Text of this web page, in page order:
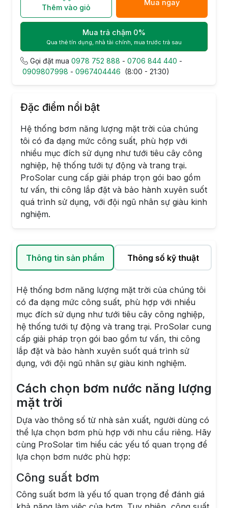
Thêm vào giỏ
Mua ngay
Mua trả chậm 0%
Qua thẻ tín dụng, nhà tài chính, mua trước trả sau
Gọi đặt mua 0978 752 888 - 0706 844 440 -
0909807998 - 0967404446 (8:00 - 21:30)
Đặc điểm nổi bật
Hệ thống bơm năng lượng mặt trời của chúng
tôi có đa dạng mức công suất, phù hợp với
nhiều mục đích sử dụng như tưới tiêu cây công
nghiệp, hệ thống tưới tự động và trang trại.
ProSolar cung cấp giải pháp trọn gói bao gồm
tư vấn, thi công lắp đặt và bảo hành xuyên suốt
quá trình sử dụng, với đội ngũ nhân sự giàu kinh
nghiệm.
Thông tin sản phẩm Thông số kỹ thuật
Hệ thống bơm năng lượng mặt trời của chúng tôi
có đa dạng mức công suất, phù hợp với nhiều
mục đích sử dụng như tưới tiêu cây công nghiệp,
hệ thống tưới tự động và trang trại. ProSolar cung
cấp giải pháp trọn gói bao gồm tư vấn, thi công
lắp đặt và bảo hành xuyên suốt quá trình sử
dụng, với đội ngũ nhân sự giàu kinh nghiệm.
Cách chọn bơm nước năng lượng
mặt trời
Dựa vào thông số từ nhà sản xuất, người dùng có
thể lựa chọn bơm phù hợp với nhu cầu riêng. Hãy
cùng ProSolar tìm hiểu các yếu tố quan trọng để
lựa chọn bơm nước phù hợp:
Công suất bơm
Công suất bơm là yếu tố quan trọng để đánh giá